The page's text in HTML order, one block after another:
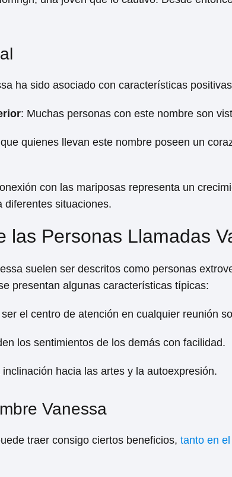
ha sido asociado con características
: Muchas personas con este nombre son
quienes llevan este nombre poseen un
con las mariposas representa un
diferentes situaciones.
las Personas Llamadas
suelen ser descritos como personas
presentan algunas características típicas:
el centro de atención en cualquier reunión
los sentimientos de los demás con facilidad.
inclinación hacia las artes y la autoexpresión.
Vanessa
traer consigo ciertos beneficios, tanto en